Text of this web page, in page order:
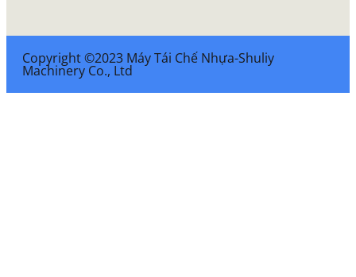
Copyright ©2023 Máy Tái Chế Nhựa-Shuliy
Machinery Co., Ltd